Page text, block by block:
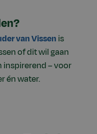
van Vissen is
of dit wil gaan
inspirerend – voor
én water.